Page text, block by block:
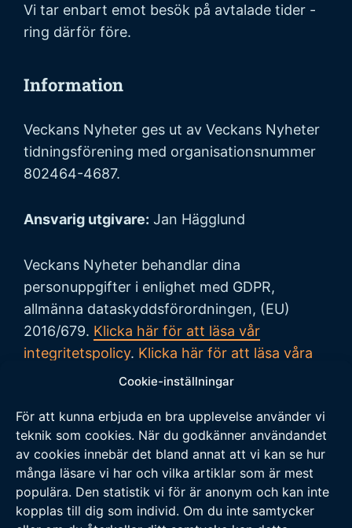
Cookie-inställningar
För att kunna erbjuda en bra upplevelse använder vi
teknik som cookies. När du godkänner användandet
av cookies innebär det bland annat att vi kan se hur
många läsare vi har och vilka artiklar som är mest
populära. Den statistik vi för är anonym och kan inte
kopplas till dig som individ. Om du inte samtycker
Vi tar enbart emot besök på avtalade tider -
ring därför före.
Information
Veckans Nyheter ges ut av Veckans Nyheter
tidningsförening med organisationsnummer
802464-4687.
Ansvarig utgivare: Jan Hägglund
Veckans Nyheter behandlar dina
personuppgifter i enlighet med GDPR,
allmänna dataskyddsförordningen, (EU)
2016/679. Klicka här för att läsa vår
integritetspolicy. Klicka här för att läsa våra
allmänna villkor vid köp.
Tipsa oss
Vi tar tacksamt emot tips på nyheter och
händelser som vi borde skriva om. Skicka ditt
tips till följande adress: